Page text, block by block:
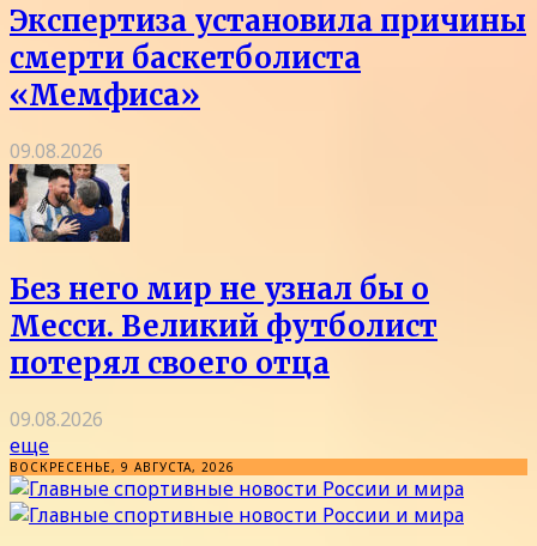
Экспертиза установила причины
смерти баскетболиста
«Мемфиса»
09.08.2026
Без него мир не узнал бы о
Месси. Великий футболист
потерял своего отца
09.08.2026
еще
ВОСКРЕСЕНЬЕ, 9 АВГУСТА, 2026